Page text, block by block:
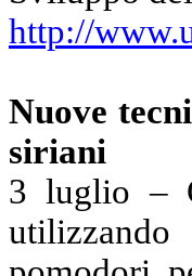
http://
Nuove
siriani
3 luglio –
utilizzando